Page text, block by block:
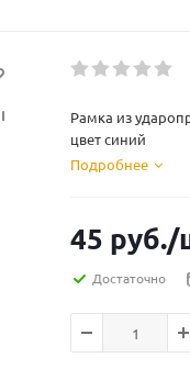
Рамка из
цвет синий
Подробнее
45 руб./
Достаточно